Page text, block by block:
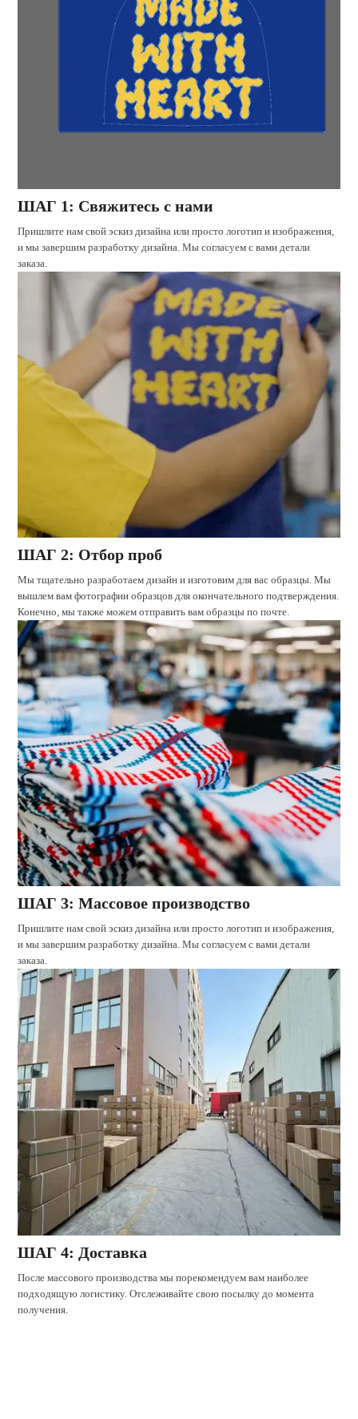
ШАГ 1: Свяжитесь с нами
Пришлите нам свой эскиз дизайна или просто логотип и изображения,
и мы завершим разработку дизайна. Мы согласуем с вами детали
заказа.
ШАГ 2: Отбор проб
Мы тщательно разработаем дизайн и изготовим для вас образцы. Мы
вышлем вам фотографии образцов для окончательного подтверждения.
Конечно, мы также можем отправить вам образцы по почте.
ШАГ 3: Массовое производство
Пришлите нам свой эскиз дизайна или просто логотип и изображения,
и мы завершим разработку дизайна. Мы согласуем с вами детали
заказа.
ШАГ 4: Доставка
После массового производства мы порекомендуем вам наиболее
подходящую логистику. Отслеживайте свою посылку до момента
получения.